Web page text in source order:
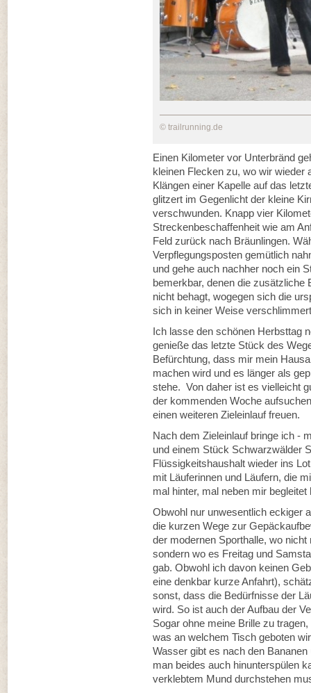
© trailrunning.de
Einen Kilometer vor Unterbränd
kleinen Flecken zu, wo wir wieder
Klängen einer Kapelle auf das
glitzert im Gegenlicht der kleine
verschwunden. Knapp vier
Streckenbeschaffenheit wie am
Feld zurück nach Bräunlingen.
Verpflegungsposten gemütlich
und gehe auch nachher noch ein
bemerkbar, denen die zusätzliche
nicht behagt, wogegen sich die
sich in keiner Weise
Ich lasse den schönen Herbsttag
genieße das letzte Stück des
Befürchtung, dass mir mein
machen wird und es länger als
stehe. Von daher ist es vielleicht
der kommenden Woche
einen weiteren Zieleinlauf freuen.
Nach dem Zieleinlauf bringe ich -
und einem Stück Schwarzwälder
Flüssigkeitshaushalt wieder ins
mit Läuferinnen und Läufern, die
mal hinter, mal neben mir begleitet
Obwohl nur unwesentlich eckiger
die kurzen Wege zur
der modernen Sporthalle, wo
sondern wo es Freitag und
gab. Obwohl ich davon keinen
eine denkbar kurze Anfahrt),
sonst, dass die Bedürfnisse der
wird. So ist auch der Aufbau der
Sogar ohne meine Brille zu
was an welchem Tisch geboten
Wasser gibt es nach den
man beides auch hinunterspülen
verklebtem Mund durchstehen